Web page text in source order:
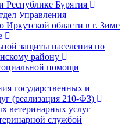
Республике Бурятия
Управления
Иркутской области в г. Зиме
защиты населения по
району
помощи
государственных и
(реализация 210-ФЗ)
ветеринарных услуг
службой